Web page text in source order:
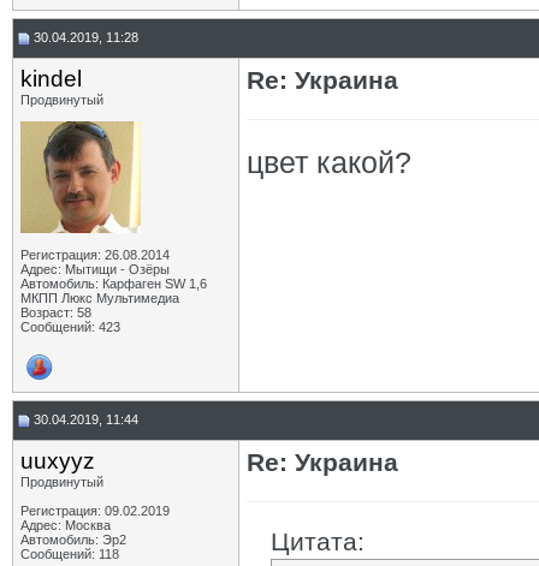
30.04.2019, 11:28
kindel
Продвинутый
Регистрация: 26.08.2014
Адрес: Мытищи - Озёры
Автомобиль: Карфаген SW 1,6
МКПП Люкс Мультимедиа
Возраст: 58
Сообщений: 423
Re: Украина
цвет какой?
30.04.2019, 11:44
uuxyyz
Продвинутый
Регистрация: 09.02.2019
Адрес: Москва
Автомобиль: Эр2
Сообщений: 118
Re: Украина
Цитата: